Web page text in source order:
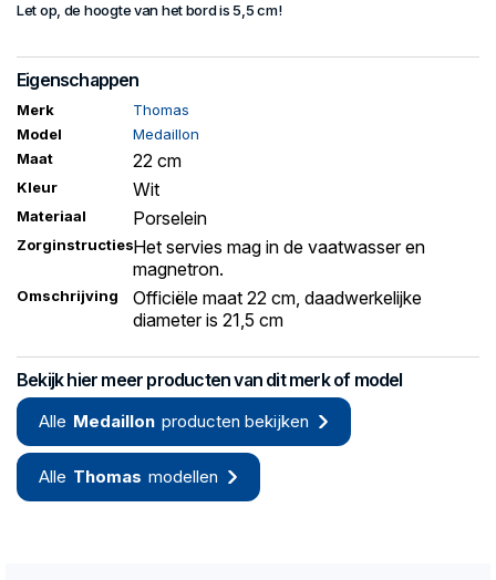
Let op, de hoogte van het bord is 5,5 cm!
Eigenschappen
Merk
Thomas
Model
Medaillon
Maat
22 cm
Kleur Wit
Materiaal Porselein
ZorginstructiesHet servies mag in de vaatwasser en
magnetron.
Omschrijving
Officiële maat 22 cm, daadwerkelijke
diameter is 21,5 cm
Bekijk hier meer producten van dit merk of model
Alle Medaillon producten bekijken
Alle Thomas modellen